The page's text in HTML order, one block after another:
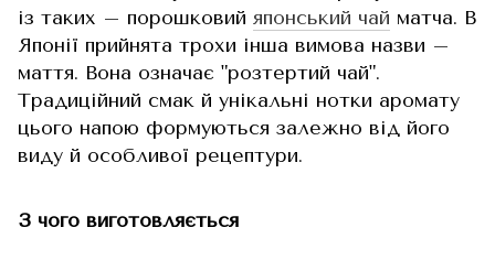
із таких – порошковий японський чай матча. В
Японії прийнята трохи інша вимова назви –
маття. Вона означає "розтертий чай".
Традиційний смак й унікальні нотки аромату
цього напою формуються залежно від його
виду й особливої рецептури.
З чого виготовляється